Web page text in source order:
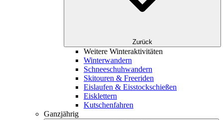
Zurück
Weitere Winteraktivitäten
Winterwandern
Schneeschuhwandern
Skitouren & Freeriden
Eislaufen & Eisstockschießen
Eisklettern
Kutschenfahren
Ganzjährig